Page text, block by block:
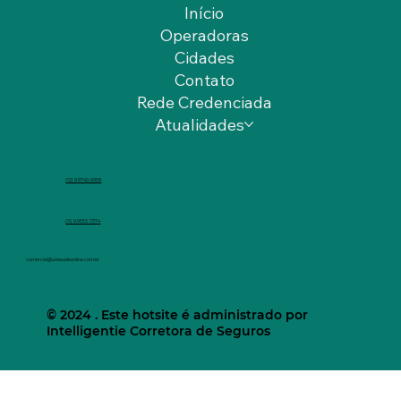
Início
Operadoras
Cidades
Contato
Rede Credenciada
Atualidades
(12) 9.9740-6958
(11) 9.9553-7374
comercial@unisaudeonline.com.br
© 2024 . Este hotsite é administrado por
Intelligentie Corretora de Seguros